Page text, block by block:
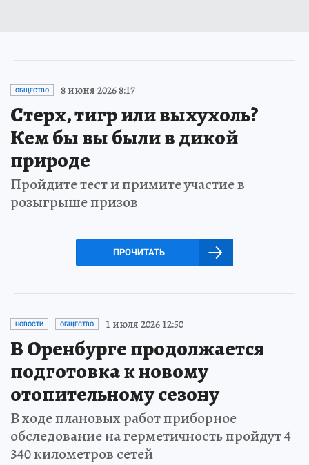
ОБЩЕСТВО 8 июня 2026 8:17
Стерх, тигр или выхухоль?
Кем бы вы были в дикой
природе
Пройдите тест и примите участие в
розыгрыше призов
ПРОЧИТАТЬ
НОВОСТИ ОБЩЕСТВО 1 июля 2026 12:50
В Оренбурге продолжается
подготовка к новому
отопительному сезону
В ходе плановых работ приборное
обследование на герметичность пройдут 4
340 километров сетей